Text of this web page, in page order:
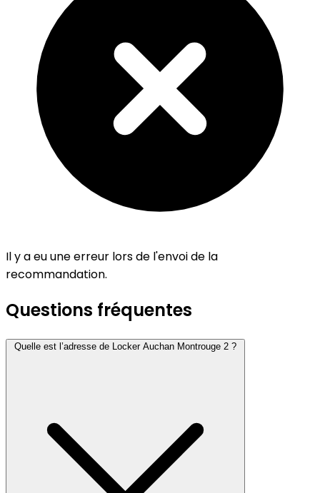
Il y a eu une erreur lors de l'envoi de la
recommandation.
Questions fréquentes
Quelle est l’adresse de Locker Auchan Montrouge 2 ?